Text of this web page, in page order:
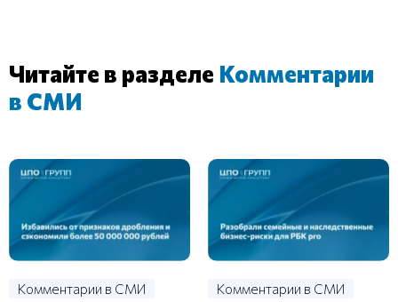
Читайте в разделе Комментарии
в СМИ
Комментарии в СМИ Комментарии в СМИ